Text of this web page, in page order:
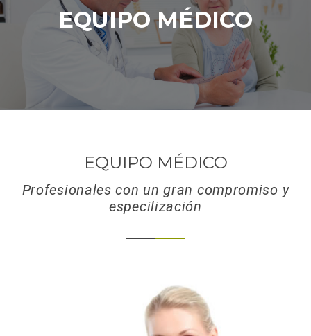
EQUIPO MÉDICO
EQUIPO MÉDICO
Profesionales con un gran compromiso y
especilización